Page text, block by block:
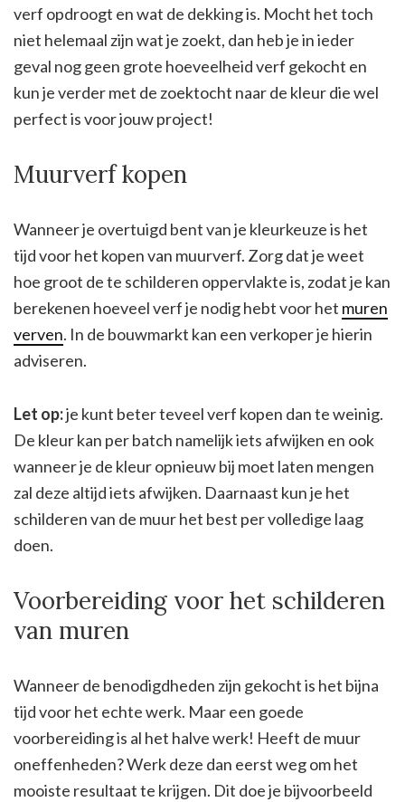
verf opdroogt en wat de dekking is. Mocht het toch
niet helemaal zijn wat je zoekt, dan heb je in ieder
geval nog geen grote hoeveelheid verf gekocht en
kun je verder met de zoektocht naar de kleur die wel
perfect is voor jouw project!
Muurverf kopen
Wanneer je overtuigd bent van je kleurkeuze is het
tijd voor het kopen van muurverf. Zorg dat je weet
hoe groot de te schilderen oppervlakte is, zodat je kan
berekenen hoeveel verf je nodig hebt voor het muren
verven. In de bouwmarkt kan een verkoper je hierin
adviseren.
Let op:je kunt beter teveel verf kopen dan te weinig.
De kleur kan per batch namelijk iets afwijken en ook
wanneer je de kleur opnieuw bij moet laten mengen
zal deze altijd iets afwijken. Daarnaast kun je het
schilderen van de muur het best per volledige laag
doen.
Voorbereiding voor het schilderen
van muren
Wanneer de benodigdheden zijn gekocht is het bijna
tijd voor het echte werk. Maar een goede
voorbereiding is al het halve werk! Heeft de muur
oneffenheden? Werk deze dan eerst weg om het
mooiste resultaat te krijgen. Dit doe je bijvoorbeeld